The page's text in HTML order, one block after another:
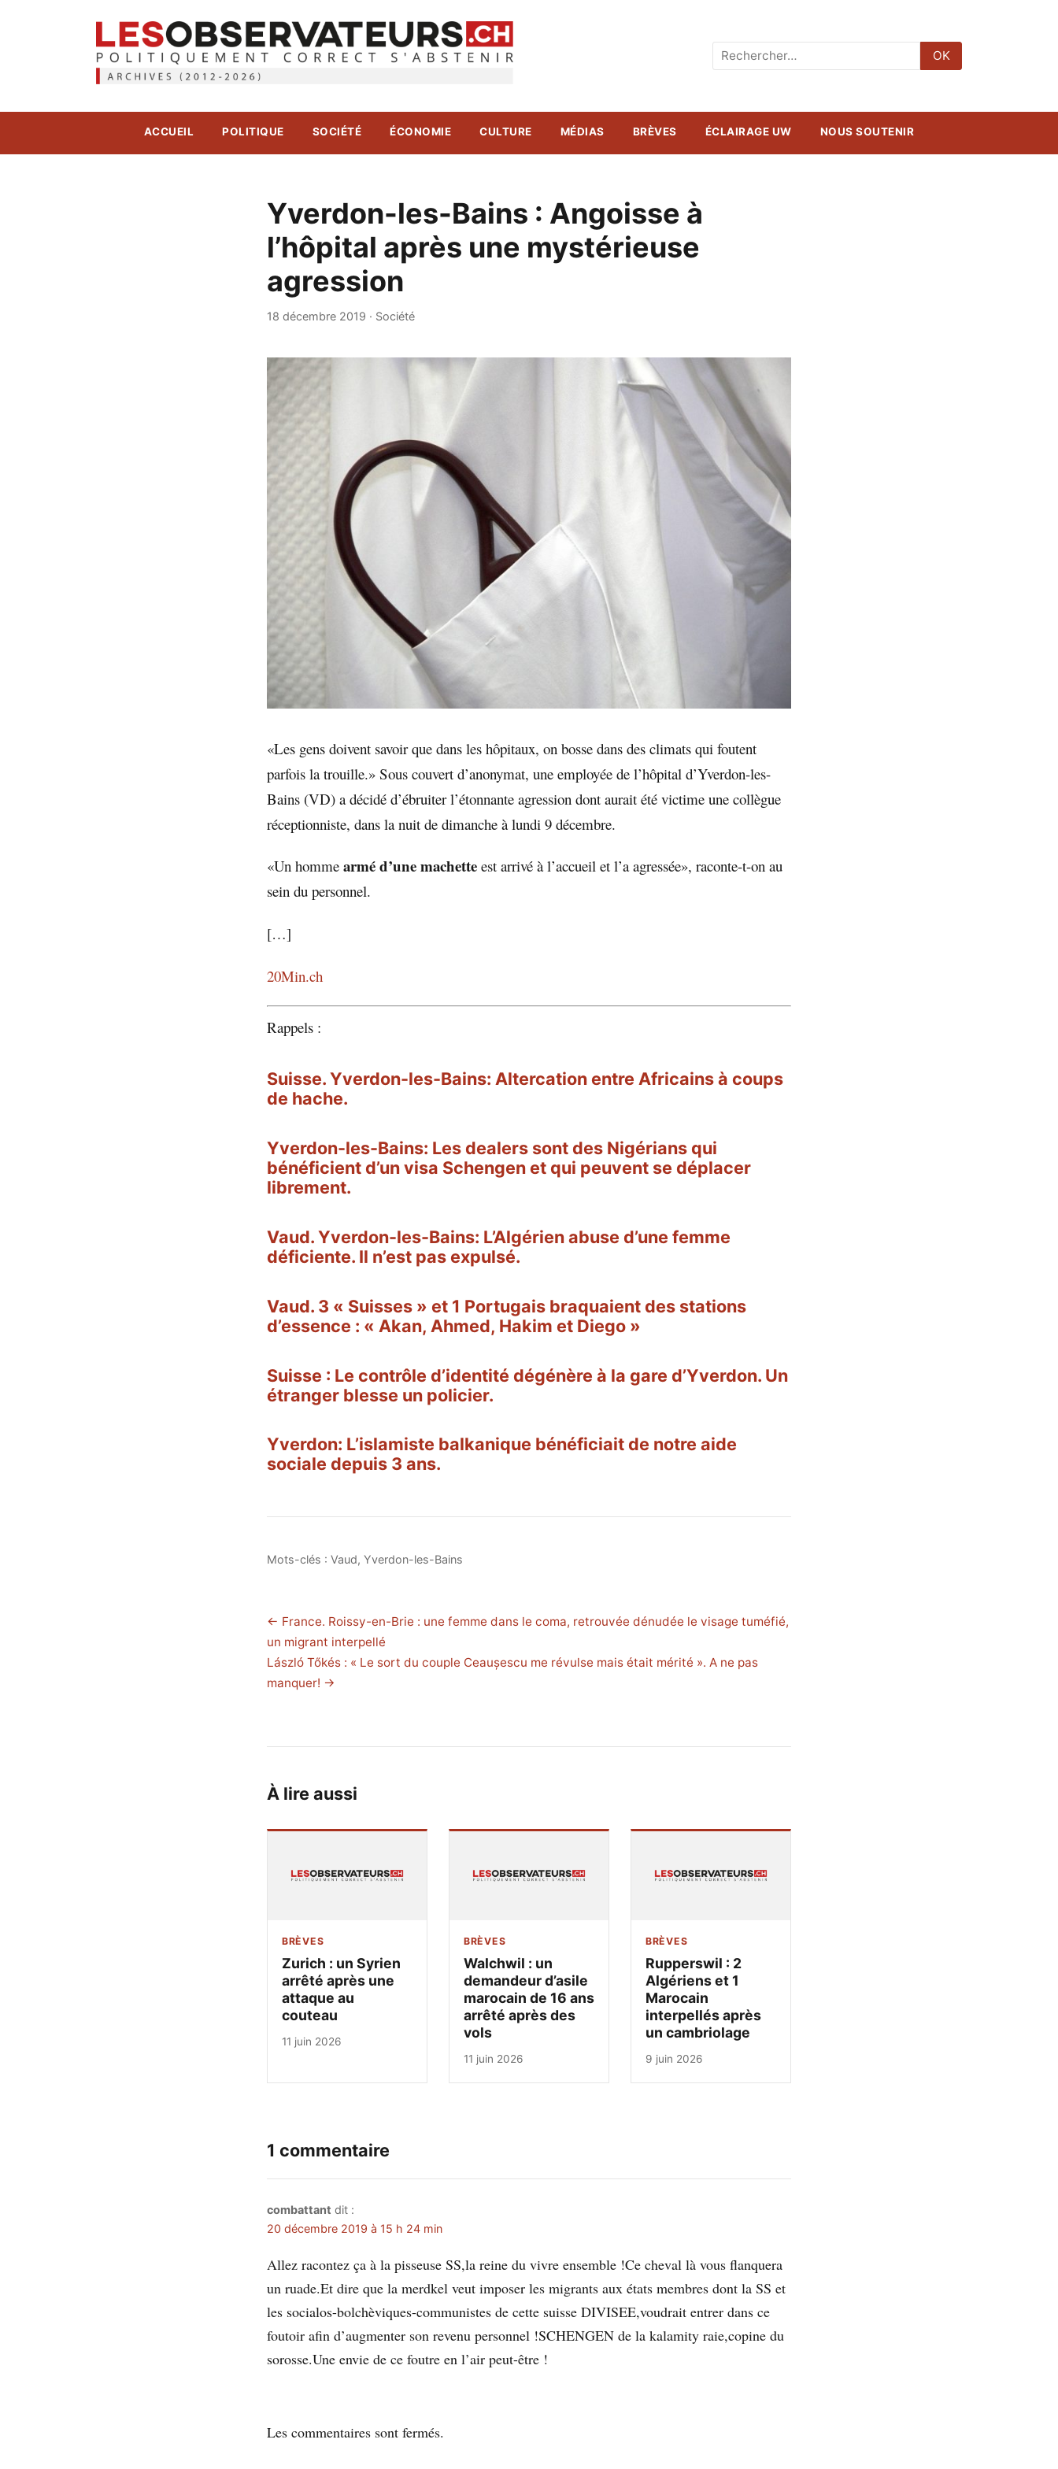
Rechercher
:
OK
ACCUEIL POLITIQUE SOCIÉTÉ ÉCONOMIE CULTURE MÉDIAS BRÈVES ÉCLAIRAGE UW NOUS SOUTENIR
Yverdon-les-Bains : Angoisse à
l’hôpital après une mystérieuse
agression
18 décembre 2019 · Société
«Les gens doivent savoir que dans les hôpitaux, on bosse dans des climats qui foutent
parfois la trouille.» Sous couvert d’anonymat, une employée de l’hôpital d’Yverdon-les-
Bains (VD) a décidé d’ébruiter l’étonnante agression dont aurait été victime une collègue
réceptionniste, dans la nuit de dimanche à lundi 9 décembre.
«Un homme armé d’une machette est arrivé à l’accueil et l’a agressée», raconte-t-on au
sein du personnel.
[…]
20Min.ch
Rappels :
Suisse. Yverdon-les-Bains: Altercation entre Africains à coups
de hache.
Yverdon-les-Bains: Les dealers sont des Nigérians qui
bénéficient d’un visa Schengen et qui peuvent se déplacer
librement.
Vaud. Yverdon-les-Bains: L’Algérien abuse d’une femme
déficiente. Il n’est pas expulsé.
Vaud. 3 « Suisses » et 1 Portugais braquaient des stations
d’essence : « Akan, Ahmed, Hakim et Diego »
Suisse : Le contrôle d’identité dégénère à la gare d’Yverdon. Un
étranger blesse un policier.
Yverdon: L’islamiste balkanique bénéficiait de notre aide
sociale depuis 3 ans.
Mots-clés : Vaud, Yverdon-les-Bains
← France. Roissy-en-Brie : une femme dans le coma, retrouvée dénudée le visage tuméfié,
un migrant interpellé
László Tőkés : « Le sort du couple Ceaușescu me révulse mais était mérité ». A ne pas
manquer! →
À lire aussi
BRÈVES
Zurich : un Syrien
arrêté après une
attaque au
couteau
11 juin 2026
BRÈVES
Walchwil : un
demandeur d’asile
marocain de 16 ans
arrêté après des
vols
11 juin 2026
BRÈVES
Rupperswil : 2
Algériens et 1
Marocain
interpellés après
un cambriolage
9 juin 2026
1 commentaire
combattant dit :
20 décembre 2019 à 15 h 24 min
Allez racontez ça à la pisseuse SS,la reine du vivre ensemble !Ce cheval là vous flanquera
un ruade.Et dire que la merdkel veut imposer les migrants aux états membres dont la SS et
les socialos-bolchèviques-communistes de cette suisse DIVISEE,voudrait entrer dans ce
foutoir afin d’augmenter son revenu personnel !SCHENGEN de la kalamity raie,copine du
sorosse.Une envie de ce foutre en l’air peut-être !
Les commentaires sont fermés.